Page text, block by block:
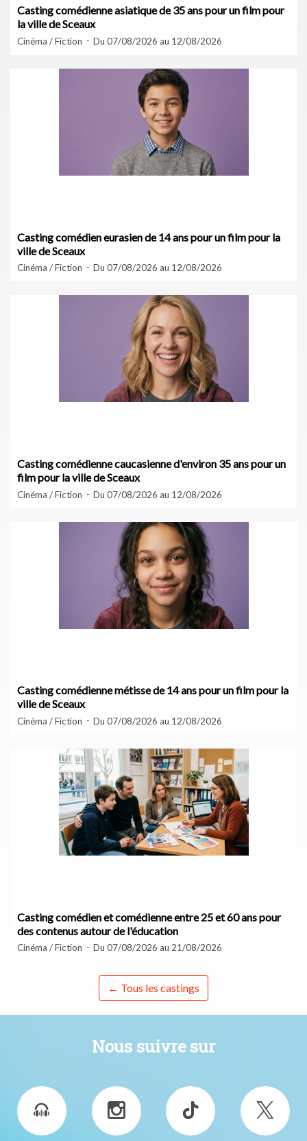
Casting comédienne asiatique de 35 ans pour un film pour
la ville de Sceaux
Cinéma / Fiction Du 07/08/2026 au 12/08/2026
Casting comédien eurasien de 14 ans pour un film pour la
ville de Sceaux
Cinéma / Fiction Du 07/08/2026 au 12/08/2026
Casting comédienne caucasienne d'environ 35 ans pour un
film pour la ville de Sceaux
Cinéma / Fiction Du 07/08/2026 au 12/08/2026
Casting comédienne métisse de 14 ans pour un film pour la
ville de Sceaux
Cinéma / Fiction Du 07/08/2026 au 12/08/2026
Casting comédien et comédienne entre 25 et 60 ans pour
des contenus autour de l'éducation
Cinéma / Fiction Du 07/08/2026 au 21/08/2026
← Tous les castings
Nous suivre sur